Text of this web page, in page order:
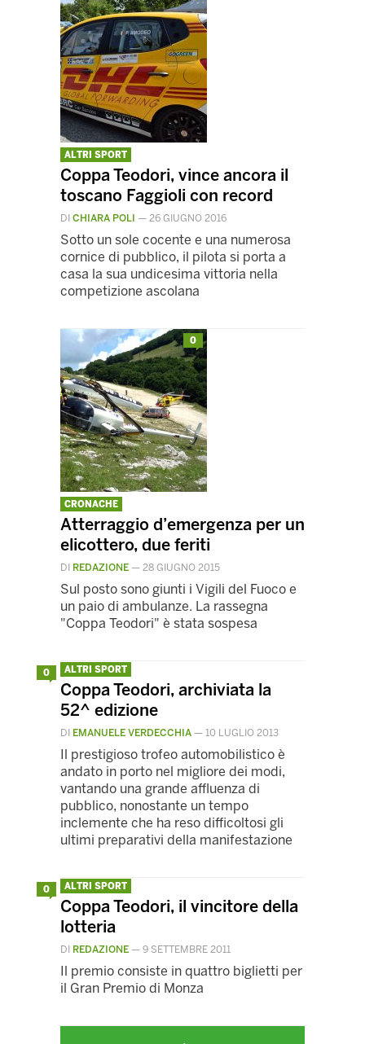
ALTRI SPORT
Coppa Teodori, vince ancora il
toscano Faggioli con record
DI CHIARA POLI — 26 GIUGNO 2016
Sotto un sole cocente e una numerosa
cornice di pubblico, il pilota si porta a
casa la sua undicesima vittoria nella
competizione ascolana
0
CRONACHE
Atterraggio d’emergenza per un
elicottero, due feriti
DI REDAZIONE — 28 GIUGNO 2015
Sul posto sono giunti i Vigili del Fuoco e
un paio di ambulanze. La rassegna
"Coppa Teodori" è stata sospesa
0 ALTRI SPORT
Coppa Teodori, archiviata la
52^ edizione
DI EMANUELE VERDECCHIA — 10 LUGLIO 2013
Il prestigioso trofeo automobilistico è
andato in porto nel migliore dei modi,
vantando una grande affluenza di
pubblico, nonostante un tempo
inclemente che ha reso difficoltosi gli
ultimi preparativi della manifestazione
0 ALTRI SPORT
Coppa Teodori, il vincitore della
lotteria
DI REDAZIONE — 9 SETTEMBRE 2011
Il premio consiste in quattro biglietti per
il Gran Premio di Monza